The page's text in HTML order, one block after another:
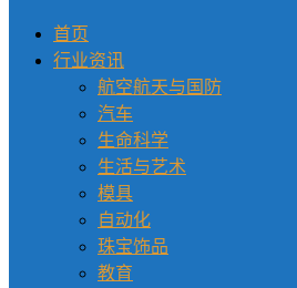
首页
行业资讯
航空航天与国防
汽车
生命科学
生活与艺术
模具
自动化
珠宝饰品
教育